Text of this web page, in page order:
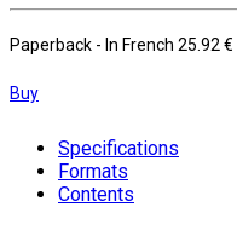
Paperback - In French 25.92 €
Buy
Specifications
Formats
Contents